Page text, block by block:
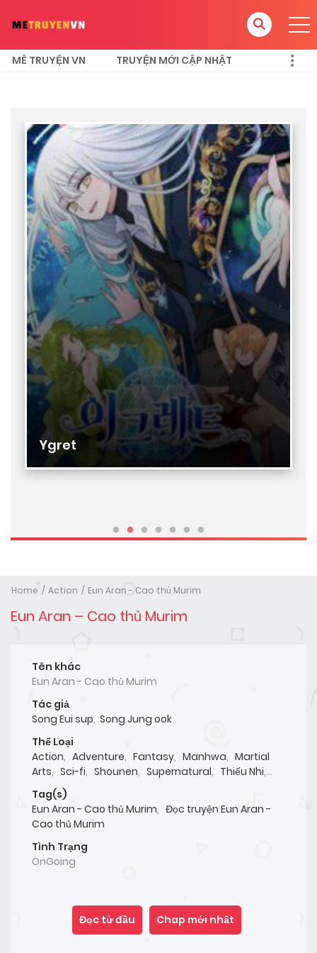
MÊ TRUYỆN VN TRUYỆN MỚI CẬP NHẬT
Ygret
Home Action Eun Aran - Cao thủ Murim
Eun Aran – Cao thủ Murim
Tên khác
Eun Aran - Cao thủ Murim
Tác giả
Song Eui sup, Song Jung ook
Thể Loại
Action, Adventure, Fantasy, Manhwa, Martial
Arts, Sci-fi, Shounen, Supernatural, Thiếu Nhi,
Tragedy
Tag(s)
Eun Aran - Cao thủ Murim, Đọc truyện Eun Aran -
Cao thủ Murim
Tình Trạng
OnGoing
Đọc từ đầu Chap mới nhất